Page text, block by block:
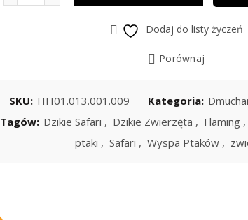
Dodaj do listy życzeń
Porównaj
SKU: HH01.013.001.009 Kategoria:
Tagów: Dzikie Safari , Dzikie Zwierzęta , Flaming ,
ptaki , Safari , Wyspa Ptaków ,